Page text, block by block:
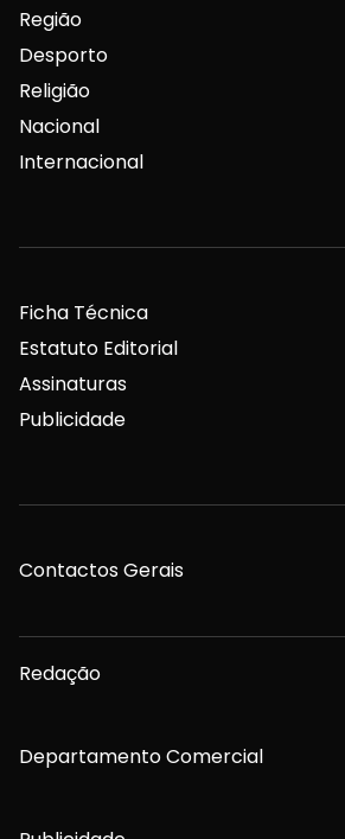
Região
Desporto
Religião
Nacional
Internacional
Ficha Técnica
Estatuto Editorial
Assinaturas
Publicidade
Contactos Gerais
Redação
Departamento Comercial